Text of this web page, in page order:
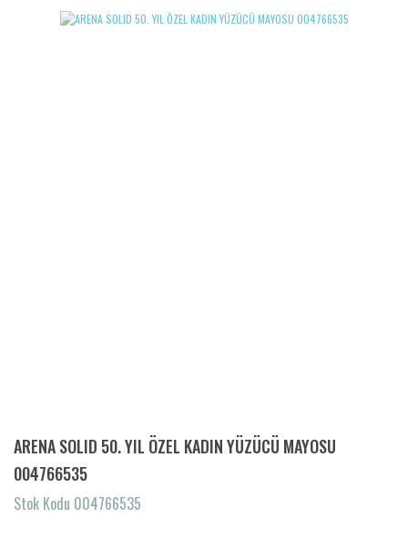
ARENA SOLID 50. YIL ÖZEL KADIN YÜZÜCÜ MAYOSU
004766535
Stok Kodu 004766535